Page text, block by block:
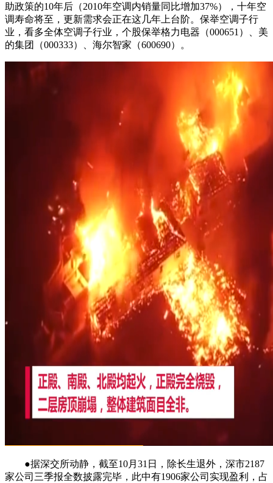
助政策的10年后（2010年空调内销量同比增加37%），十年空
调寿命将至，更新需求会正在这几年上台阶。保举空调子行
业，看多全体空调子行业，个股保举格力电器（000651）、美
的集团（000333）、海尔智家（600690）。
●据深交所动静，截至10月31日，除长生退外，深市2187
家公司三季报全数披露完毕，此中有1906家公司实现盈利，占